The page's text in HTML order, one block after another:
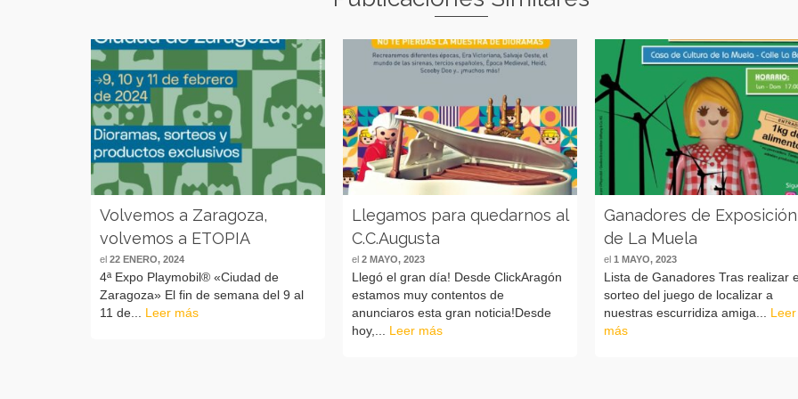
Volvemos a Zaragoza,
volvemos a ETOPIA
el 22 ENERO, 2024
4ª Expo Playmobil® «Ciudad de
Zaragoza» El fin de semana del 9 al
11 de... Leer más
Llegamos para quedarnos al
C.C.Augusta
el2 MAYO, 2023
Llegó el gran día! Desde ClickAragón
estamos muy contentos de
anunciaros esta gran noticia!Desde
hoy,... Leer más
Ganadores de Exposición
de La Muela
el1 MAYO, 2023
Lista de Ganadores Tras realizar
sorteo del juego de localizar a
nuestras escurridiza amiga... Leer
más